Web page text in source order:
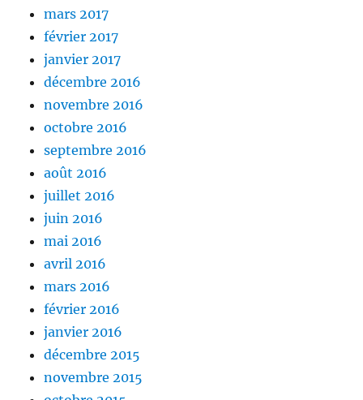
mars 2017
février 2017
janvier 2017
décembre 2016
novembre 2016
octobre 2016
septembre 2016
août 2016
juillet 2016
juin 2016
mai 2016
avril 2016
mars 2016
février 2016
janvier 2016
décembre 2015
novembre 2015